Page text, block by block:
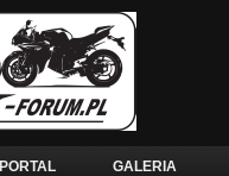
PORTAL GALERIA